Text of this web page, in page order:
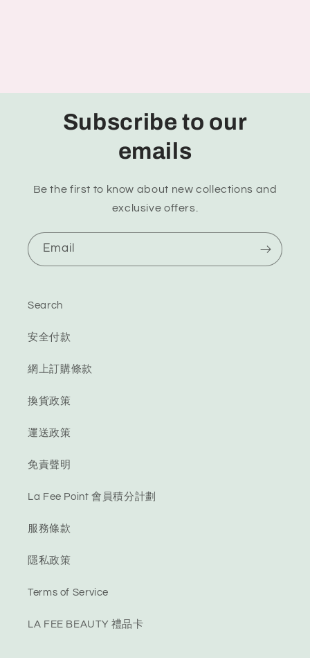
Subscribe to our
emails
Be the first to know about new collections and
exclusive offers.
Email
Search
安全付款
網上訂購條款
換貨政策
運送政策
免責聲明
La Fee Point 會員積分計劃
服務條款
隱私政策
Terms of Service
LA FEE BEAUTY 禮品卡